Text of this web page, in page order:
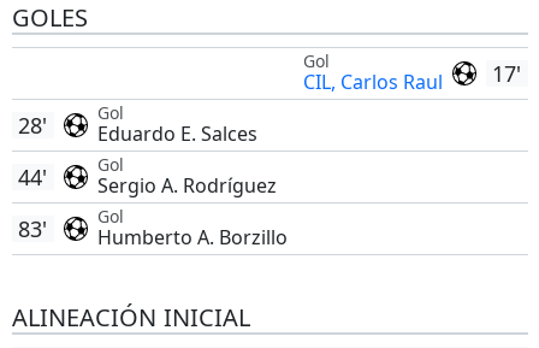
GOLES
17'
Gol
CIL, Carlos Raul
Gol
Eduardo E. Salces
28'
Gol
Sergio A. Rodríguez
44'
Gol
Humberto A. Borzillo
83'
ALINEACIÓN INICIAL